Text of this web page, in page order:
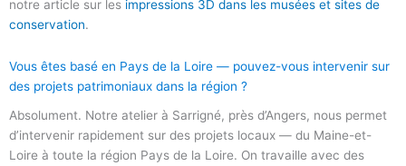
notre article sur les impressions 3D dans les musées et sites de
conservation.
Vous êtes basé en Pays de la Loire — pouvez-vous intervenir sur
des projets patrimoniaux dans la région ?
Absolument. Notre atelier à Sarrigné, près d’Angers, nous permet
d’intervenir rapidement sur des projets locaux — du Maine-et-
Loire à toute la région Pays de la Loire. On travaille avec des